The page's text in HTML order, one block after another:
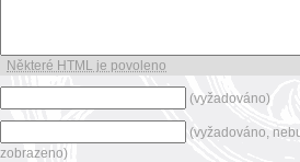
Některé HTML je povoleno
(vyžadováno)
(vyžadováno,
zobrazeno)